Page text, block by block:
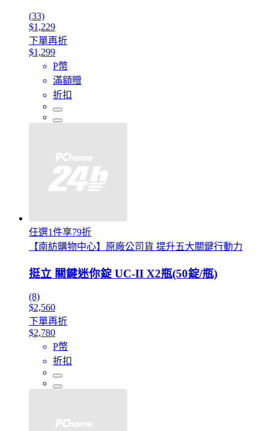
(33)
$1,229
下單再折
$1,299
P幣
滿額贈
折扣
任選1件享79折
【南紡購物中心】原廠公司貨 提升五大關鍵行動力
挺立 關鍵迷你錠 UC-II X2瓶(50錠/瓶)
(8)
$2,560
下單再折
$2,780
P幣
折扣